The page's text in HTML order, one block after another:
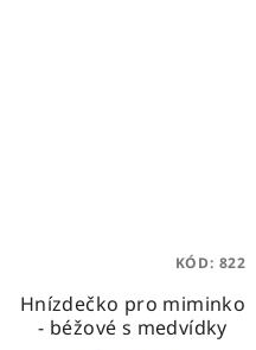
Hnízdečko pro miminko
- béžové s medvídky
KÓD: 822